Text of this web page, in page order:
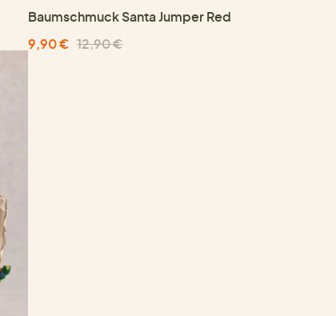
Baumschmuck Santa Jumper Red
9,90 € 12,90 €